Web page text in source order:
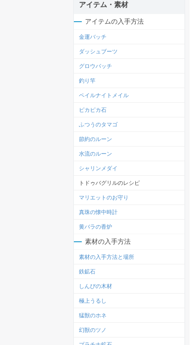
アイテム・素材
アイテムの入手方法
金運バッチ
ダッシュブーツ
グロウバッチ
釣り竿
ペイルナイトメイル
ピカピカ石
ふつうのタマゴ
節約のルーン
水流のルーン
シャリンメダイ
トドゥバグリルのレシピ
マリエットのお守り
真珠の懐中時計
黄バラの香炉
素材の入手方法
素材の入手方法と場所
鉄鉱石
しんぴの木材
極上うるし
猛獣のホネ
幻獣のツノ